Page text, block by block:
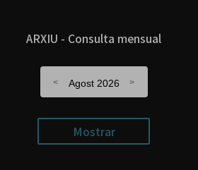
ARXIU - Consulta mensual
Agost 2026
Mostrar